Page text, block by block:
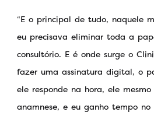
“E o principal de tudo, naquele
eu precisava eliminar toda a
consultório. E é onde surge o
fazer uma assinatura digital, o
ele responde na hora, ele mesmo
anamnese, e eu ganho tempo no